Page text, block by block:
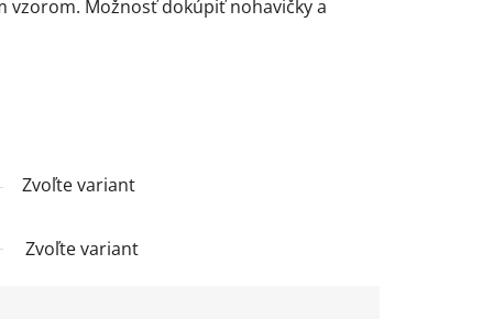
vzorom. Možnosť dokúpiť nohavičky a
Zvoľte variant
Zvoľte variant